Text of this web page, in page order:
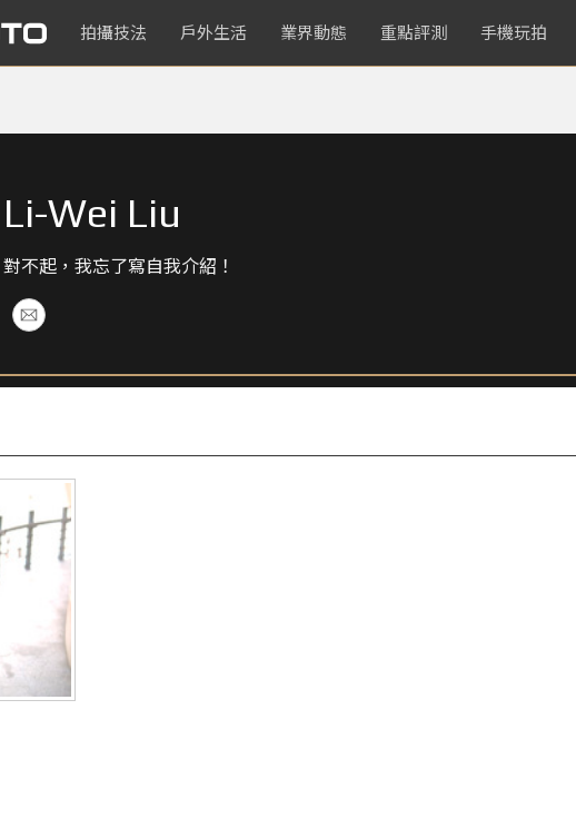
拍攝技法 戶外生活 業界動態 重點評測 手機玩拍
Li-Wei Liu
對不起，我忘了寫自我介紹！